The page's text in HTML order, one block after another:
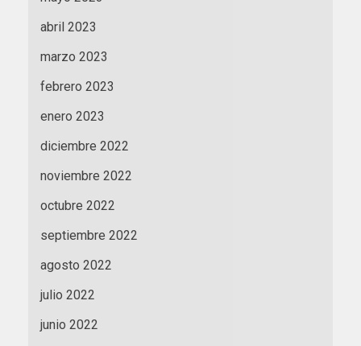
abril 2023
marzo 2023
febrero 2023
enero 2023
diciembre 2022
noviembre 2022
octubre 2022
septiembre 2022
agosto 2022
julio 2022
junio 2022